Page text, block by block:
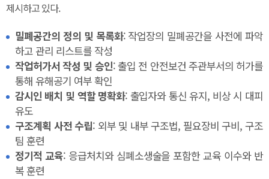
제시하고 있다.
밀폐공간의 정의 및 목록화: 작업장의 밀폐공간을 사전에 파악
하고 관리 리스트를 작성
작업허가서 작성 및 승인: 출입 전 안전보건 주관부서의 허가를
통해 유해공기 여부 확인
감시인 배치 및 역할 명확화: 출입자와 통신 유지, 비상 시 대피
유도
구조계획 사전 수립: 외부 및 내부 구조법, 필요장비 구비, 구조
팀 훈련
정기적 교육: 응급처치와 심폐소생술을 포함한 교육 이수와 반
복 훈련